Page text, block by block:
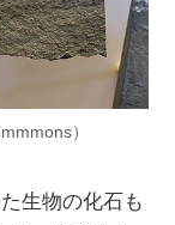
）
生物の化石も